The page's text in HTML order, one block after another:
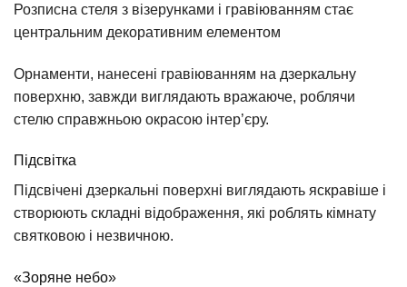
Розписна стеля з візерунками і гравіюванням стає
центральним декоративним елементом
Орнаменти, нанесені гравіюванням на дзеркальну
поверхню, завжди виглядають вражаюче, роблячи
стелю справжньою окрасою інтер’єру.
Підсвітка
Підсвічені дзеркальні поверхні виглядають яскравіше і
створюють складні відображення, які роблять кімнату
святковою і незвичною.
«Зоряне небо»